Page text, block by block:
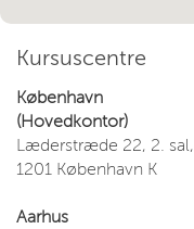
Kursuscentre
København
(Hovedkontor)
Læderstræde 22, 2. sal,
1201 København K
Aarhus